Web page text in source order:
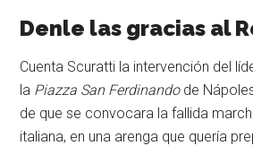
Denle las gracias al
Cuenta Scuratti la intervención del
la Piazza San Ferdinandode
de que se convocara la fallida
italiana, en una arenga que quería